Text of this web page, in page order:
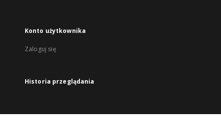
Konto użytkownika
Zaloguj się
Historia przeglądania